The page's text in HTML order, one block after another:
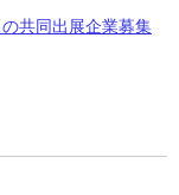
共同出展企業募集